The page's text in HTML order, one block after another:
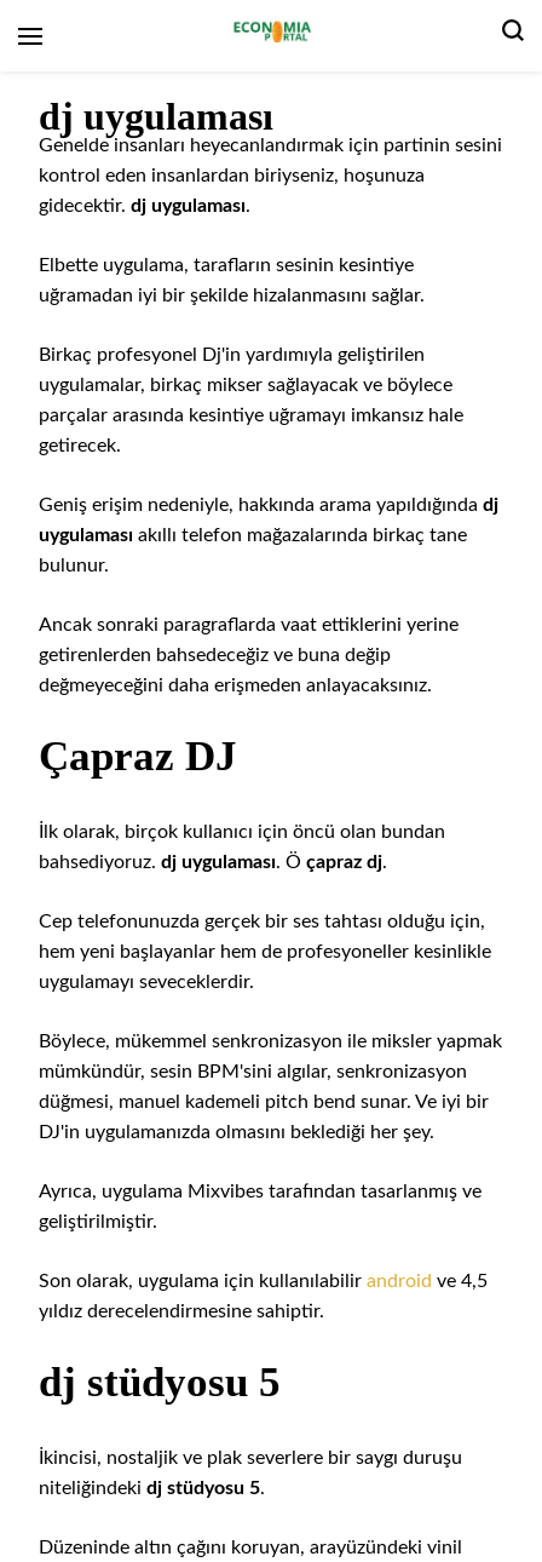
dj uygulaması
Genelde insanları heyecanlandırmak için partinin sesini
kontrol eden insanlardan biriyseniz, hoşunuza
gidecektir. dj uygulaması.
Elbette uygulama, tarafların sesinin kesintiye
uğramadan iyi bir şekilde hizalanmasını sağlar.
Birkaç profesyonel Dj'in yardımıyla geliştirilen
uygulamalar, birkaç mikser sağlayacak ve böylece
parçalar arasında kesintiye uğramayı imkansız hale
getirecek.
Geniş erişim nedeniyle, hakkında arama yapıldığında dj
uygulaması akıllı telefon mağazalarında birkaç tane
bulunur.
Ancak sonraki paragraflarda vaat ettiklerini yerine
getirenlerden bahsedeceğiz ve buna değip
değmeyeceğini daha erişmeden anlayacaksınız.
Çapraz DJ
İlk olarak, birçok kullanıcı için öncü olan bundan
bahsediyoruz. dj uygulaması. Ö çapraz dj.
Cep telefonunuzda gerçek bir ses tahtası olduğu için,
hem yeni başlayanlar hem de profesyoneller kesinlikle
uygulamayı seveceklerdir.
Böylece, mükemmel senkronizasyon ile miksler yapmak
mümkündür, sesin BPM'sini algılar, senkronizasyon
düğmesi, manuel kademeli pitch bend sunar. Ve iyi bir
DJ'in uygulamanızda olmasını beklediği her şey.
Ayrıca, uygulama Mixvibes tarafından tasarlanmış ve
geliştirilmiştir.
Son olarak, uygulama için kullanılabilir android ve 4,5
yıldız derecelendirmesine sahiptir.
dj stüdyosu 5
İkincisi, nostaljik ve plak severlere bir saygı duruşu
niteliğindeki dj stüdyosu 5.
Düzeninde altın çağını koruyan, arayüzündeki vinil